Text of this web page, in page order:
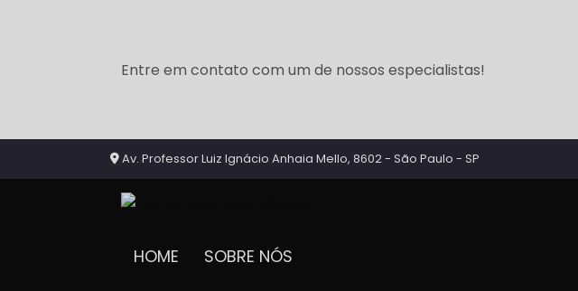
Entre em contato com um de nossos especialistas!
Av. Professor Luiz Ignácio Anhaia Mello, 8602 - São Paulo - SP
HOME SOBRE NÓS